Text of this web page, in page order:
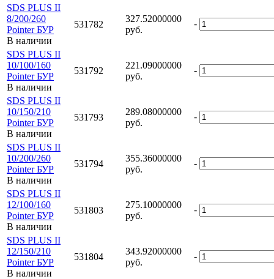
SDS PLUS II
8/200/260
Pointer БУР
В наличии
531782
327.52000000
руб.
-
SDS PLUS II
10/100/160
Pointer БУР
В наличии
531792
221.09000000
руб.
-
SDS PLUS II
10/150/210
Pointer БУР
В наличии
531793
289.08000000
руб.
-
SDS PLUS II
10/200/260
Pointer БУР
В наличии
531794
355.36000000
руб.
-
SDS PLUS II
12/100/160
Pointer БУР
В наличии
531803
275.10000000
руб.
-
SDS PLUS II
12/150/210
Pointer БУР
В наличии
531804
343.92000000
руб.
-